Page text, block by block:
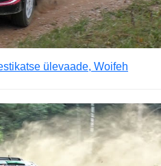
ülevaade, Woifeh